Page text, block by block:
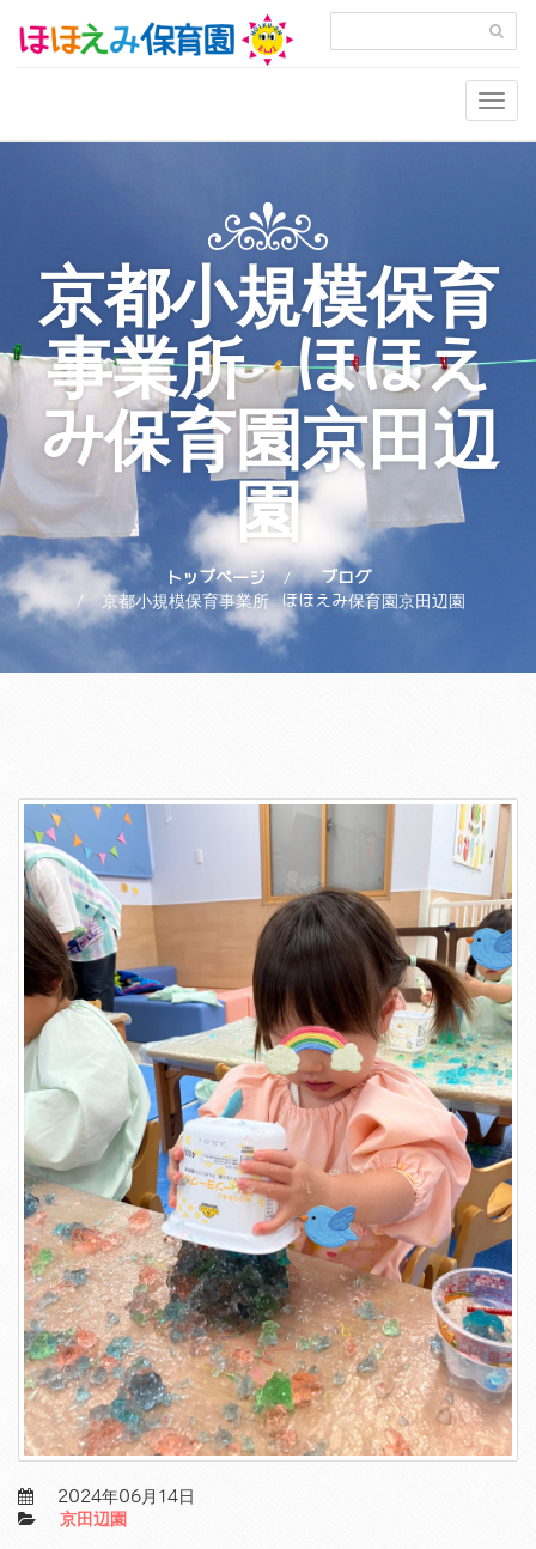
京都小規模保育
事業所 ほほえ
み保育園京田辺
園
トップページ
ブログ
京都小規模保育事業所 ほほえみ保育園京田辺園
2024年06月14日
京田辺園